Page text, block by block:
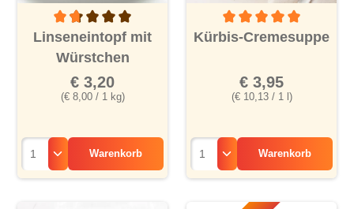
Durchschnittliche Bewertung von 1.7 von 5 Sternen
Linseneintopf mit
Würstchen
(€ 8,00 / 1 kg)
€ 3,20
Warenkorb
Durchschnittliche
Kürbis-Cremesuppe
(€ 10,13 / 1 l)
€ 3,95
Warenkorb